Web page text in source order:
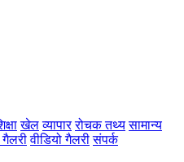
भरतपुर
खेल व्यापार रोचक तथ्य सामान्य
गैलरी वीडियो गैलरी संपर्क